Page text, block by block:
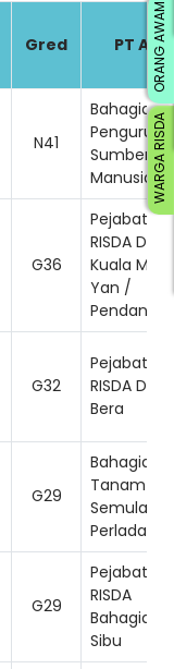
Gred PT Asal
N41
Bahagian
Sumber
Manusia
G36
Pejabat
RISDA
Kuala
Yan /
Pendang
G32
Pejabat
RISDA
Bera
G29
Bahagian
Tanam
Semula
G29
Pejabat
RISDA
Bahagian
Sibu
WARGA RISDA
ORANG AWAM